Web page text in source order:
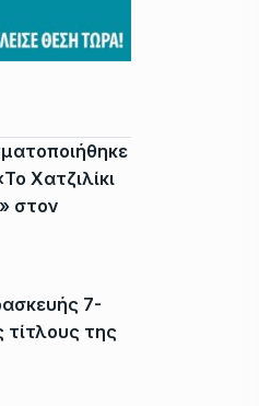
Χατζιλίκι
στον
7-
τίτλους της